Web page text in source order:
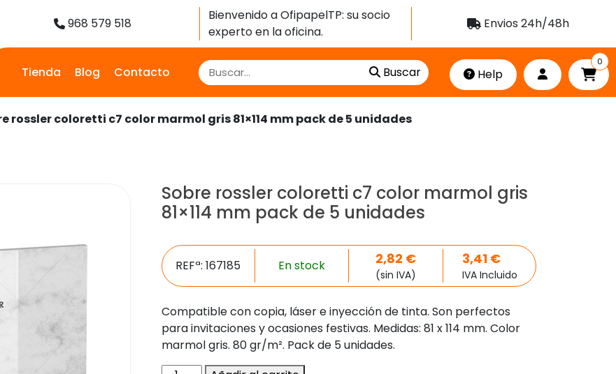
968 579 518
Bienvenido a OfipapelTP: su socio
experto en la oficina.
Envios 24h/48h
Tienda Blog Contacto Buscar Help
0
rossler coloretti c7 color marmol gris 81×114 mm pack de 5 unidades
Sobre rossler coloretti c7 color marmol gris
81×114 mm pack de 5 unidades
REFª: 167185 En stock 2,82 €
(sin IVA)
3,41 €
IVA Incluido
Compatible con copia, láser e inyección de tinta. Son perfectos
para invitaciones y ocasiones festivas. Medidas: 81 x 114 mm. Color
marmol gris. 80 gr/m². Pack de 5 unidades.